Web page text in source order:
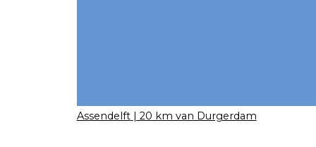
Assendelft | 20 km van Durgerdam